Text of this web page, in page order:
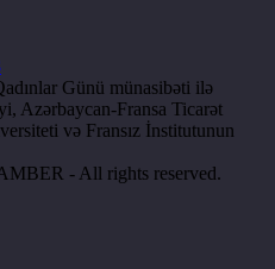
Günü münasibəti ilə
Azərbaycan-Fransa Ticarət
və Fransız İnstitutunun
- All rights reserved.